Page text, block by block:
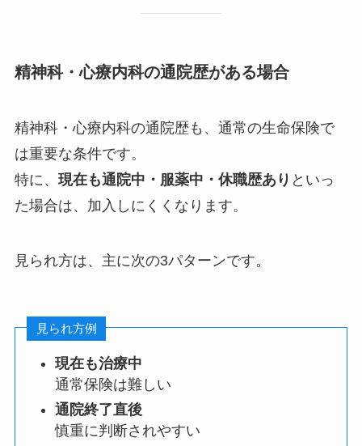
精神科・心療内科の通院歴がある場合
精神科・心療内科の通院歴も、通常の生命保険で
は重要な条件です。
特に、 現在も通院中・服薬中・休職歴あり といっ
た場合は、加入しにくくなります。
見られ方は、主に次の3パターンです。
見られ方例
現在も治療中
通常保険は難しい
通院終了直後
慎重に判断されやすい